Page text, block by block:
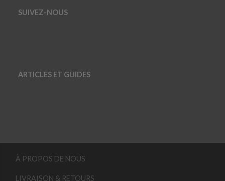
SUIVEZ-NOUS
ARTICLES ET GUIDES
À PROPOS DE NOUS
LIVRAISON & RETOURS